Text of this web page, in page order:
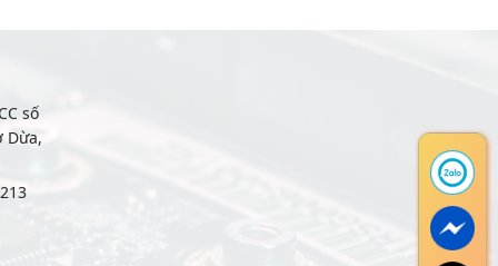
số
Dừa,